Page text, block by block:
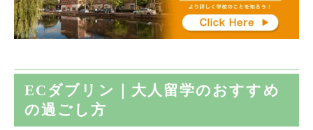
ECダブリン｜大人留学のおすすめ
の過ごし方